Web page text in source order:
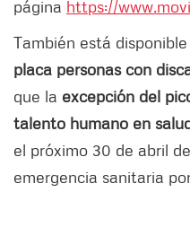
página https://
También está
placa personas con
que la excepción del
talento humano en
el próximo 30 de abril
emergencia sanitaria